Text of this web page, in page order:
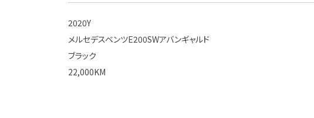
2020Y
メルセデスベンツE200SWアバンギャルド
ブラック
22,000KM